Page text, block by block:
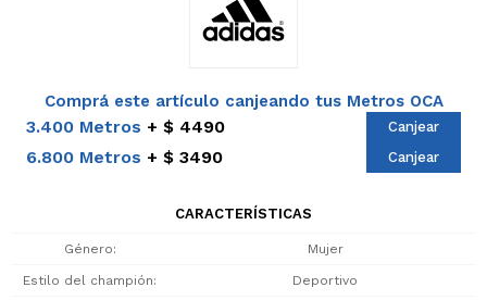
Comprá este artículo canjeando tus Metros OCA
3.400 Metros $ 4490 Canjear
6.800 Metros $ 3490 Canjear
CARACTERÍSTICAS
Género Mujer
Estilo del champión Deportivo